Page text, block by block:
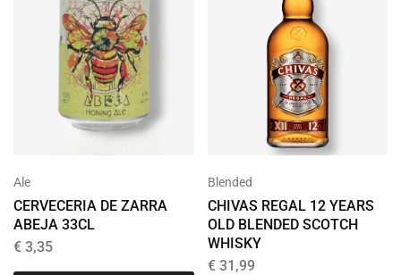
Ale
CERVECERIA DE ZARRA
ABEJA 33CL
€ 3,35
Blended
CHIVAS REGAL 12 YEARS
OLD BLENDED SCOTCH
WHISKY
€31,99